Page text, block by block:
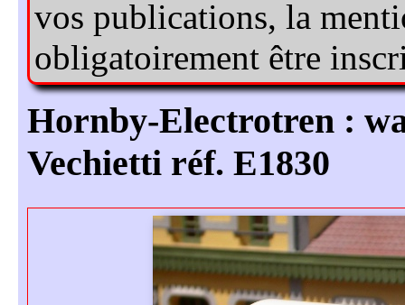
Hornby-Electrotren : wagon couvert à 2 essieux
Vechietti réf. E1830